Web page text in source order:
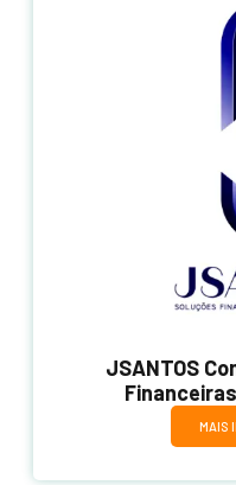
JSANTOS
MAIS